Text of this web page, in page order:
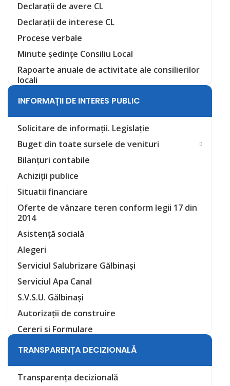
Declarații de avere CL
Declarații de interese CL
Procese verbale
Minute ședințe Consiliu Local
Rapoarte anuale de activitate ale consilierilor
locali
INFORMAȚII DE INTERES PUBLIC
Solicitare de informații. Legislație
Buget din toate sursele de venituri
Bilanțuri contabile
Achiziții publice
Situatii financiare
Oferte de vânzare teren conform legii 17 din
2014
Asistență socială
Alegeri
Serviciul Salubrizare Gălbinași
Serviciul Apa Canal
S.V.S.U. Gălbinași
Autorizații de construire
Cereri si Formulare
TRANSPARENȚA DECIZIONALĂ
Transparența decizională